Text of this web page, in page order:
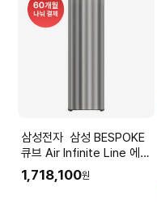
삼성전자 삼성 BESPOKE
큐브 Air Infinite Line 에센
셜베이지 100㎡
AX100DB990EDD
1,718,100원